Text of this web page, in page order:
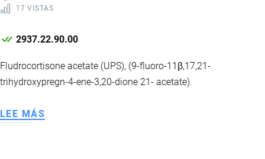
17 VISTAS
2937.22.90.00
Fludrocortisone acetate (UPS), (9-fluoro-11β,17,21-
trihydroxypregn-4-ene-3,20-dione 21- acetate).
LEE MÁS